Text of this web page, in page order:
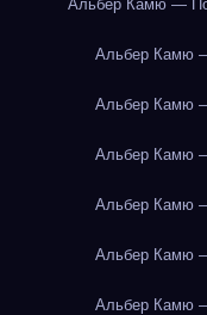
Альбер Камю —
Альбер Камю
Альбер Камю
Альбер Камю
Альбер Камю
Альбер Камю
Альбер Камю